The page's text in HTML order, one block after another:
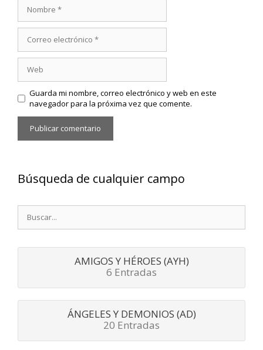
electrónico
Guarda mi nombre, correo electrónico y web en este
navegador para la próxima vez que comente.
Búsqueda de cualquier campo
Buscar:
AMIGOS Y HÉROES (AYH)
6 Entradas
ÁNGELES Y DEMONIOS (AD)
20 Entradas